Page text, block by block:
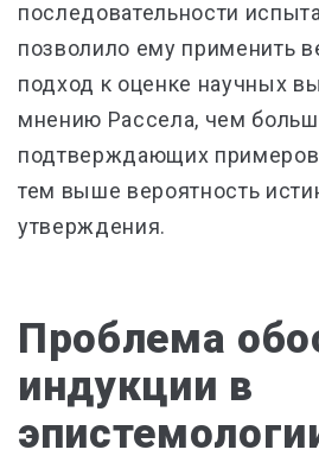
последовательности
позволило ему применить
подход к оценке научных
мнению Рассела, чем
подтверждающих
тем выше вероятность
утверждения.
Проблема
индукции в